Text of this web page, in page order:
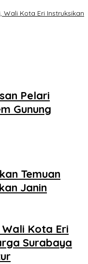
Wali Kota Eri Instruksikan
Pelari
Gunung
Temuan
Janin
Kota Eri
Surabaya